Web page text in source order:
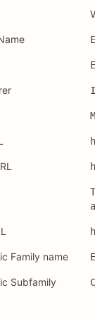
Family name
Subfamily